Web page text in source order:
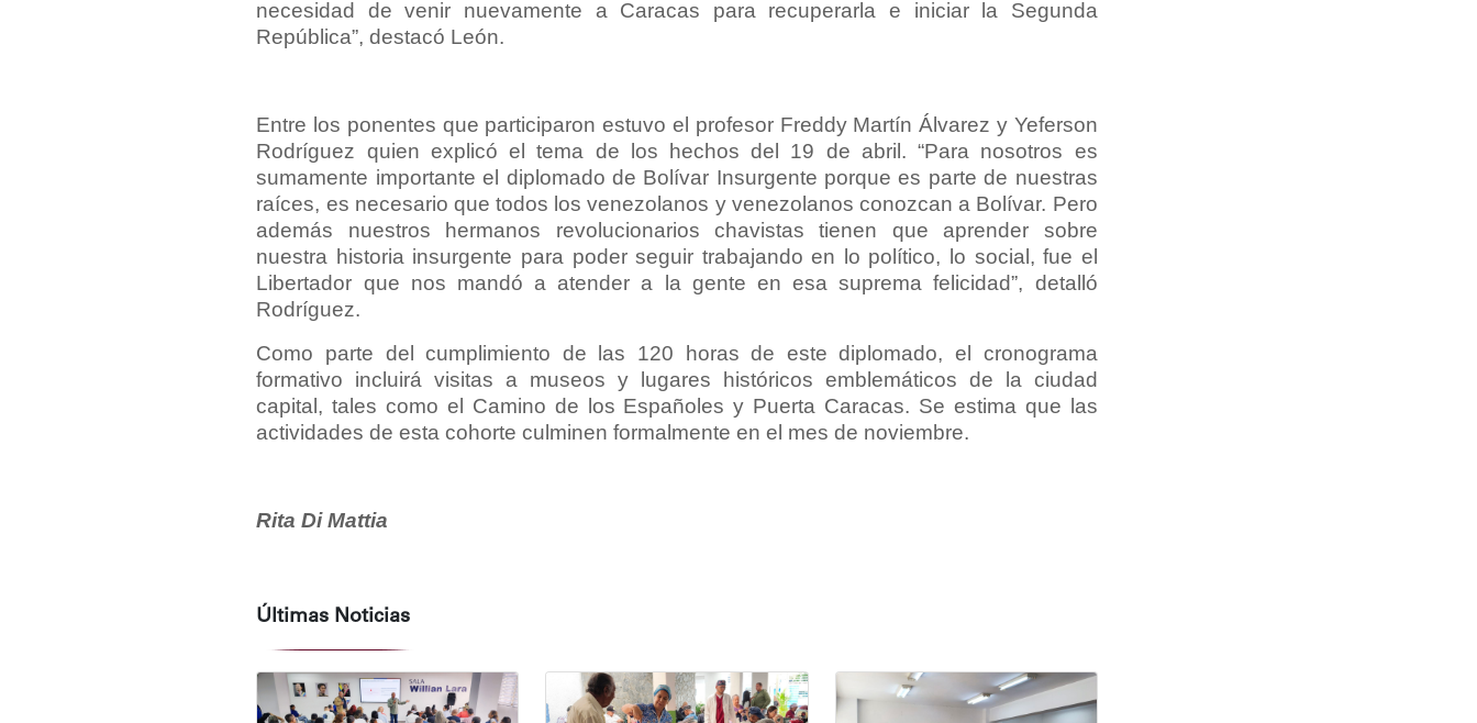
necesidad de venir nuevamente a Caracas para recuperarla e iniciar la Segunda
República”, destacó León.
Entre los ponentes que participaron estuvo el profesor Freddy Martín Álvarez y Yeferson
Rodríguez quien explicó el tema de los hechos del 19 de abril. “Para nosotros es
sumamente importante el diplomado de Bolívar Insurgente porque es parte de nuestras
raíces, es necesario que todos los venezolanos y venezolanos conozcan a Bolívar. Pero
además nuestros hermanos revolucionarios chavistas tienen que aprender sobre
nuestra historia insurgente para poder seguir trabajando en lo político, lo social, fue el
Libertador que nos mandó a atender a la gente en esa suprema felicidad”, detalló
Rodríguez.
Como parte del cumplimiento de las 120 horas de este diplomado, el cronograma
formativo incluirá visitas a museos y lugares históricos emblemáticos de la ciudad
capital, tales como el Camino de los Españoles y Puerta Caracas. Se estima que las
actividades de esta cohorte culminen formalmente en el mes de noviembre.
Rita Di Mattia
Últimas Noticias